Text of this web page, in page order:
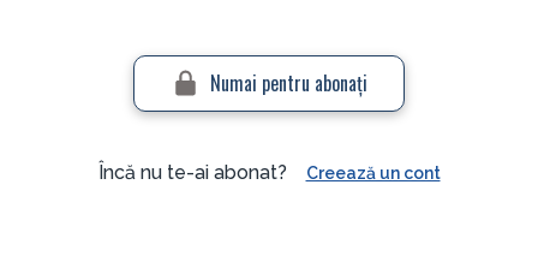
Numai pentru abonaţi
Încă nu te-ai abonat? Creează un cont